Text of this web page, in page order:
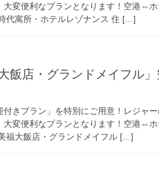
大変便利なプランとなります！空港⇔
代寓所・ホテルレゾナンス 住 […]
飯店・グランドメイフル
きプラン」を特別にご用意！レジャ
大変便利なプランとなります！空港⇔
福大飯店・グランドメイフル […]